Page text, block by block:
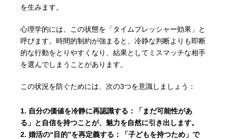
を生みます。
心理学的には、この状態を「タイムプレッシャー効果」と
呼びます。時間的制約が強まると、冷静な判断よりも即断
的な行動をとりやすくなり、結果としてミスマッチな相手
を選んでしまうことがあります。
この状況を防ぐためには、次の3つを意識しましょう：
自分の価値を冷静に再認識する ：「まだ可能性があ
る」と自信を持つことが、魅力を自然に引き出します。
婚活の“目的”を再定義する ：「子どもを持つため」で